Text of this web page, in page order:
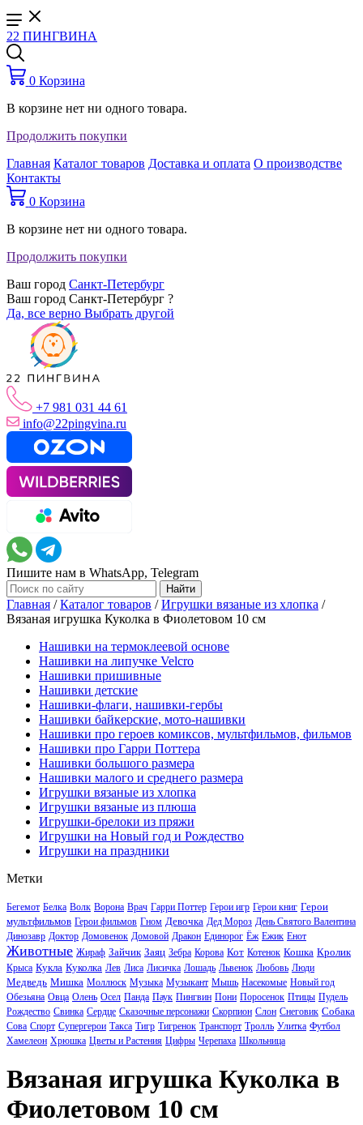
22 ПИНГВИНА
0 Корзина
В корзине нет ни одного товара.
Продолжить покупки
Главная Каталог товаров Доставка и оплата О производстве
Контакты
0 Корзина
В корзине нет ни одного товара.
Продолжить покупки
Ваш город Санкт-Петербург
Ваш город Санкт-Петербург ?
Да, все верно Выбрать другой
+7 981 031 44 61
info@22pingvina.ru
Пишите нам в WhatsApp, Telegram
Главная /Каталог товаров /Игрушки вязаные из хлопка /
Вязаная игрушка Куколка в Фиолетовом 10 см
Нашивки на термоклеевой основе
Нашивки на липучке Velcro
Нашивки пришивные
Нашивки детские
Нашивки-флаги, нашивки-гербы
Нашивки байкерские, мото-нашивки
Нашивки про героев комиксов, мультфильмов, фильмов
Нашивки про Гарри Поттера
Нашивки большого размера
Нашивки малого и среднего размера
Игрушки вязаные из хлопка
Игрушки вязаные из плюша
Игрушки-брелоки из пряжи
Игрушки на Новый год и Рождество
Игрушки на праздники
Метки
Бегемот Белка Волк Ворона Врач Гарри Поттер Герои игр Герои книг Герои
мультфильмов Герои фильмов Гном Девочка Дед Мороз День Святого Валентина
Динозавр Доктор Домовенок Домовой Дракон Единорог Ёж Ежик Енот
Животные Жираф Зайчик Заяц Зебра Корова Кот Котенок Кошка Кролик
Крыса Кукла Куколка Лев Лиса Лисичка Лошадь Львенок Любовь Люди
Медведь Мишка Моллюск Музыка Музыкант Мышь Насекомые Новый год
Обезьяна Овца Олень Осел Панда Паук Пингвин Пони Поросенок Птицы Пудель
Рождество Свинка Сердце Сказочные персонажи Скорпион Слон Снеговик Собака
Сова Спорт Супергерои Такса Тигр Тигренок Транспорт Тролль Улитка Футбол
Хамелеон Хрюшка Цветы и Растения Цифры Черепаха Школьница
Вязаная игрушка Куколка в
Фиолетовом 10 см